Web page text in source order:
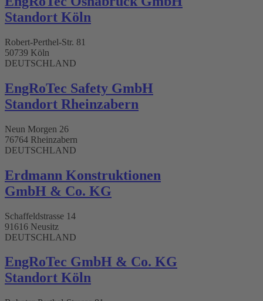
Standort Köln
Robert-Perthel-Str. 81
50739 Köln
DEUTSCHLAND
EngRoTec Safety GmbH
Standort Rheinzabern
Neun Morgen 26
76764 Rheinzabern
DEUTSCHLAND
Erdmann Konstruktionen
GmbH & Co. KG
Schaffeldstrasse 14
91616 Neusitz
DEUTSCHLAND
EngRoTec GmbH & Co. KG
Standort Köln